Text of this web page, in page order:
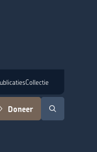
Doneer Zoeken
Collectie